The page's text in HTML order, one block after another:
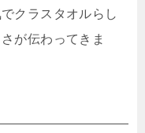
クラスタオルらし
が伝わってきま